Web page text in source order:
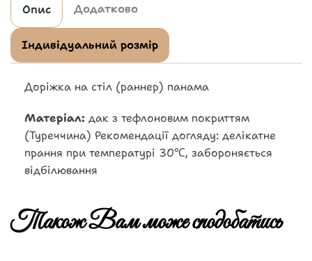
Опис Додатково
Індивідуальний розмір
Доріжка на стіл (раннер) панама
Матеріал: дак з тефлоновим покриттям
(Туреччина) Рекомендації догляду: делікатне
прання при температурі 30℃, забороняється
відбілювання
Також Вам може сподобатись